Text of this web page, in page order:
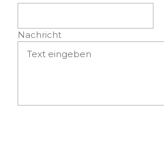
Nachricht